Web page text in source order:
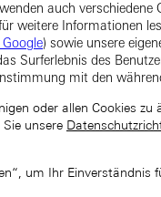
auch verschiedene
weitere Informationen
) sowie unsere
Surferlebnis des
mit den
oder allen Cookies zu
unsere
um Ihr Einverständnis